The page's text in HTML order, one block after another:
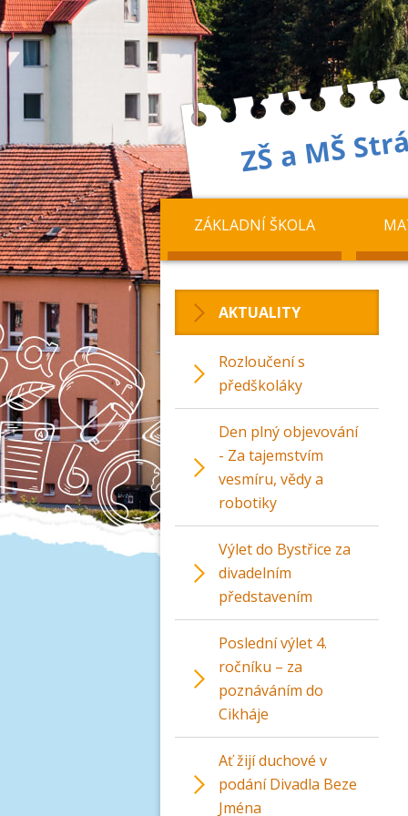
ZÁKLADNÍ ŠKOLA
AKTUALITY
Rozloučení s
předškoláky
Den plný objevování
- Za tajemstvím
vesmíru, vědy a
robotiky
Výlet do Bystřice za
divadelním
představením
Poslední výlet 4.
ročníku – za
poznáváním do
Cikháje
Ať žijí duchové v
podání Divadla Beze
Jména